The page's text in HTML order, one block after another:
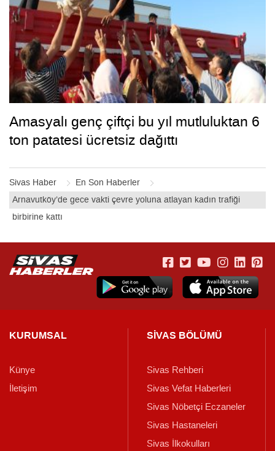
Sivas Haber
En Son Haberler
Arnavutköy’de gece vakti çevre yoluna atlayan kadın trafiği
birbirine kattı
Amasyalı genç çiftçi bu yıl mutluluktan 6
ton patatesi ücretsiz dağıttı
KURUMSAL
Künye
İletişim
SİVAS BÖLÜMÜ
Sivas Rehberi
Sivas Vefat Haberleri
Sivas Nöbetçi Eczaneler
Sivas Hastaneleri
Sivas İlkokulları